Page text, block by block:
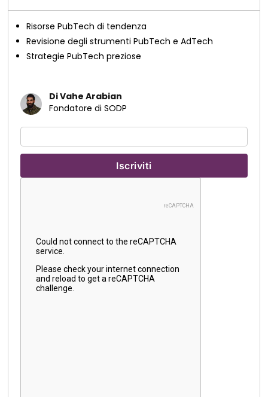
Risorse PubTech di tendenza
Revisione degli strumenti PubTech e AdTech
Strategie PubTech preziose
Di Vahe Arabian
Fondatore di SODP